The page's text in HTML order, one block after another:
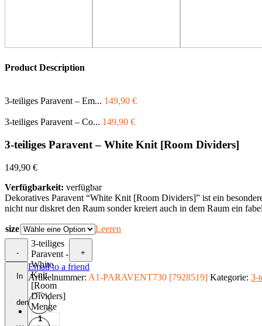
Product Description
3-teiliges Paravent – Em... 149,90 €
3-teiliges Paravent – Co... 149,90 €
3-teiliges Paravent – White Knit [Room Dividers]
149,90 €
Verfügbarkeit: verfügbar
Dekoratives Paravent “White Knit [Room Dividers]” ist ein
nicht nur diskret den Raum sonder kreiert auch in dem Raum ein
size Leeren
-
3-teiliges
Paravent -
White
Knit
[Room
Dividers]
Menge
+
In
den
Email to a friend
Artikelnummer: A1-PARAVENT730 [7928519] Kategorie: 3-